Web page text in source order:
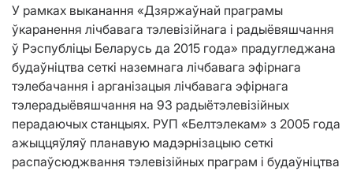
У рамках выканання «Дзяржаўнай праграмы
ўкаранення лічбавага тэлевізійнага і радыёвяшчання
ў Рэспубліцы Беларусь да 2015 года» прадугледжана
будаўніцтва сеткі наземнага лічбавага эфірнага
тэлебачання і арганізацыя лічбавага эфірнага
тэлерадыёвяшчання на 93 радыётэлевізійных
перадаючых станцыях. РУП «Белтэлекам» з 2005 года
ажыццяўляў планавую мадэрнізацыю сеткі
распаўсюджвання тэлевізійных праграм і будаўніцтва